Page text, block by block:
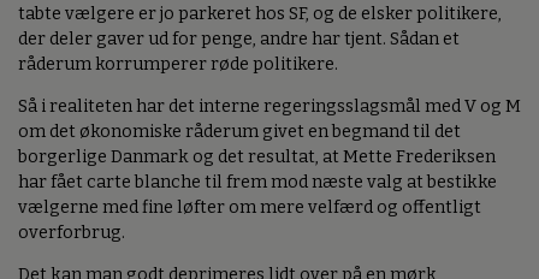
tabte vælgere er jo parkeret hos SF, og de elsker politikere,
der deler gaver ud for penge, andre har tjent. Sådan et
råderum korrumperer røde politikere.
Så i realiteten har det interne regeringsslagsmål med V og M
om det økonomiske råderum givet en begmand til det
borgerlige Danmark og det resultat, at Mette Frederiksen
har fået carte blanche til frem mod næste valg at bestikke
vælgerne med fine løfter om mere velfærd og offentligt
overforbrug.